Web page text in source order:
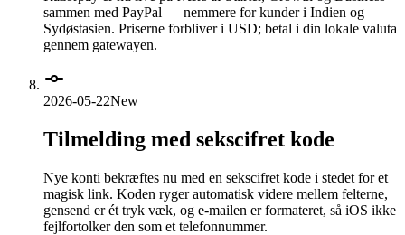
sammen med PayPal — nemmere for kunder i Indien og
Sydøstasien. Priserne forbliver i USD; betal i din lokale valuta
gennem gatewayen.
2026-05-22New
Tilmelding med sekscifret kode
Nye konti bekræftes nu med en sekscifret kode i stedet for et
magisk link. Koden ryger automatisk videre mellem felterne,
gensend er ét tryk væk, og e-mailen er formateret, så iOS ikke
fejlfortolker den som et telefonnummer.